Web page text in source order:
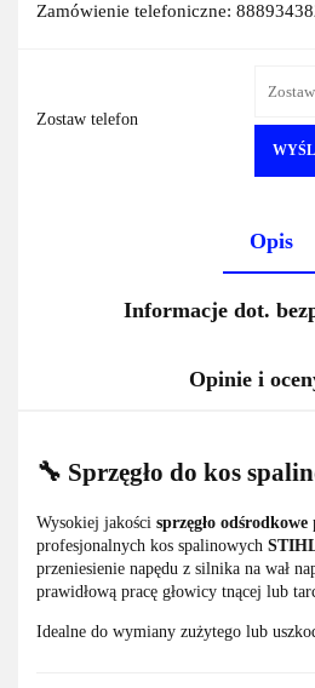
Zamówienie telefoniczne:
Zostaw telefon
Opis
Informacje dot.
Opinie i
🔧 Sprzęgło do kos
Wysokiej jakości sprzęgło odśrodkowe
profesjonalnych kos spalinowych
przeniesienie napędu z silnika na wał
prawidłową pracę głowicy tnącej lub
Idealne do wymiany zużytego lub